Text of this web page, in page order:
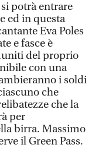
si potrà entrare
ed in questa
Eva Poles
e fasce è
del proprio
con una
i soldi
che
che la
per
birra. Massimo
il Green Pass.